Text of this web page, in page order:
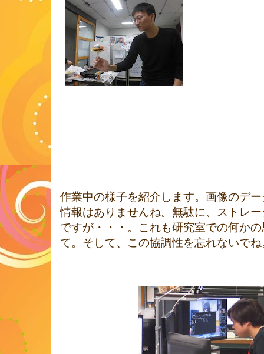
作業中の様子を紹介します。画像のデ
情報はありませんね。無駄に、ストレ
ですが・・・。これも研究室での何か
て。そして、この協調性を忘れないでね